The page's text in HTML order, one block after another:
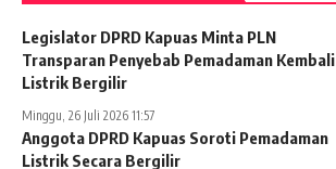
Legislator DPRD Kapuas Minta PLN
Transparan Penyebab Pemadaman Kembali
Listrik Bergilir
Minggu, 26 Juli 2026 11:57
Anggota DPRD Kapuas Soroti Pemadaman
Listrik Secara Bergilir